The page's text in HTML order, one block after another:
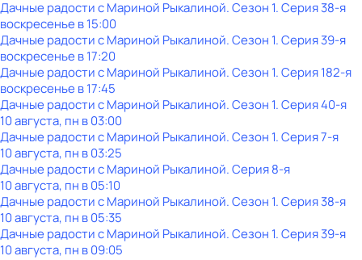
Дачные радости с Мариной Рыкалиной. Сезон 1. Серия 38-я
воскресенье в15:00
Дачные радости с Мариной Рыкалиной. Сезон 1. Серия 39-я
воскресенье в17:20
Дачные радости с Мариной Рыкалиной. Сезон 1. Серия 182-я
воскресенье в17:45
Дачные радости с Мариной Рыкалиной. Сезон 1. Серия 40-я
10 августа, пн в 03:00
Дачные радости с Мариной Рыкалиной. Сезон 1. Серия 7-я
10 августа, пн в 03:25
Дачные радости с Мариной Рыкалиной. Серия 8-я
10 августа, пн в 05:10
Дачные радости с Мариной Рыкалиной. Сезон 1. Серия 38-я
10 августа, пн в 05:35
Дачные радости с Мариной Рыкалиной. Сезон 1. Серия 39-я
10 августа, пн в 09:05